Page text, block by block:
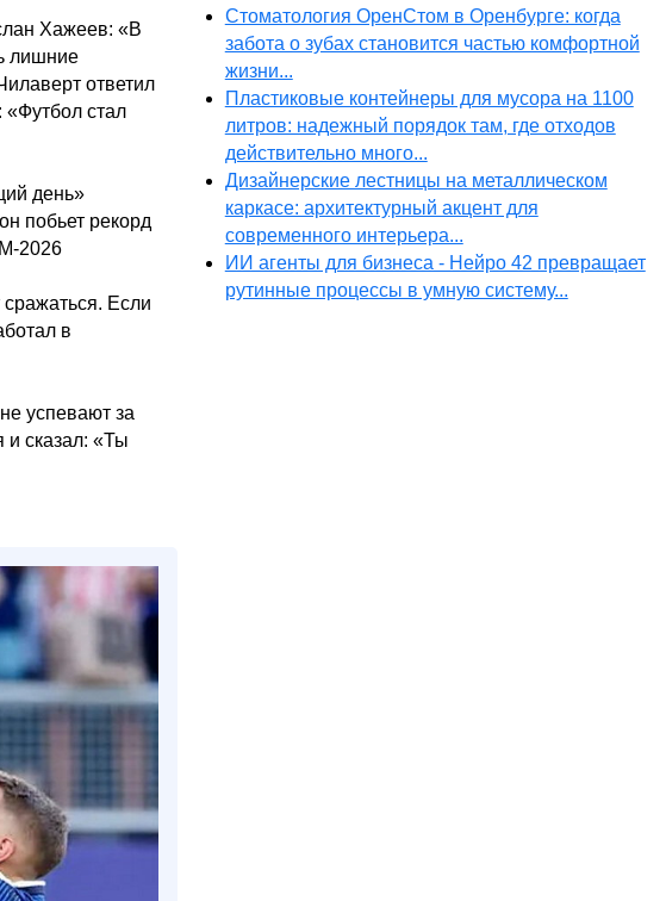
Хажеев: «В
лишние
ответил
стал
день»
побьет рекорд
2026
Если
в
успевают за
сказал: «Ты
Стоматология ОренСтом в Оренбурге: когда
забота о зубах становится частью комфортной
жизни...
Пластиковые контейнеры для мусора на 1100
литров: надежный порядок там, где отходов
действительно много...
Дизайнерские лестницы на металлическом
каркасе: архитектурный акцент для
современного интерьера...
ИИ агенты для бизнеса - Нейро 42 превращает
рутинные процессы в умную систему...